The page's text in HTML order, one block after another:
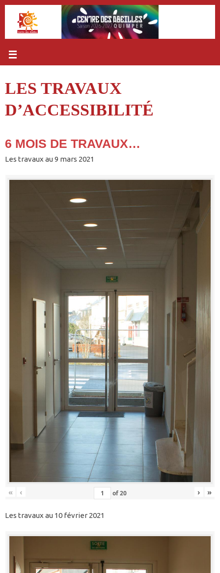
Passer
contenu
LES TRAVAUX
D’ACCESSIBILITÉ
6 MOIS DE TRAVAUX…
Les travaux au 9 mars 2021
« ‹ of20 › »
Les travaux au 10 février 2021